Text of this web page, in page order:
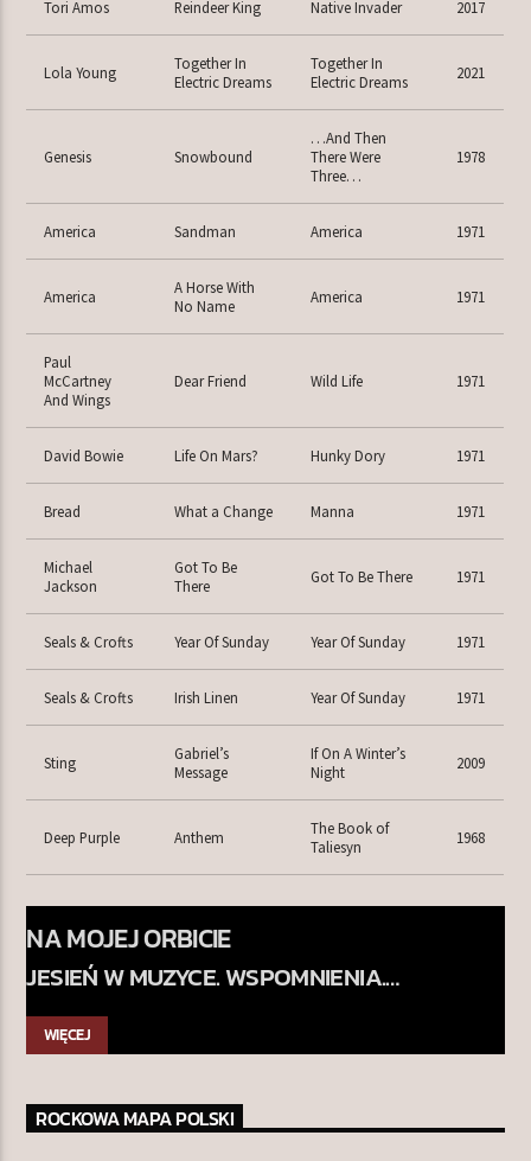
Tori Amos Reindeer King Native Invader 2017
Lola Young
Together In
Electric Dreams
Together In
Electric Dreams
2021
Genesis Snowbound
…And Then
There Were
Three…
1978
America Sandman America 1971
America
A Horse With
No Name
America 1971
Paul
McCartney
And Wings
Dear Friend Wild Life 1971
David Bowie Life On Mars? Hunky Dory 1971
Bread What a Change Manna 1971
Michael
Jackson
Got To Be
There
Got To Be There 1971
Seals & Crofts Year Of Sunday Year Of Sunday 1971
Seals & Crofts Irish Linen Year Of Sunday 1971
Sting
Gabriel’s
Message
If On A Winter’s
Night
2009
Deep Purple Anthem
The Book of
Taliesyn
1968
NA MOJEJ ORBICIE
JESIEŃ W MUZYCE. WSPOMNIENIA.
WIĘCEJ
ROCKOWA MAPA POLSKI